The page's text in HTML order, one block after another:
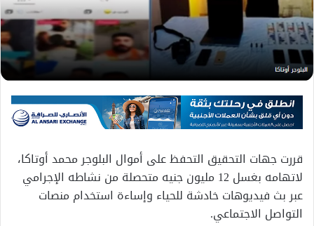
قررت جهات التحقيق التحفظ على أموال البلوجر محمد أوتاكا،
لاتهامه بغسل 12 مليون جنيه متحصلة من نشاطه الإجرامي
عبر بث فيديوهات خادشة للحياء وإساءة استخدام منصات
التواصل الاجتماعي.